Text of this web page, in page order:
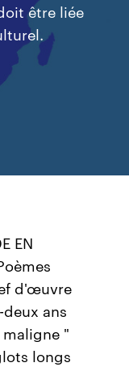
être liée
EN
d'œuvre
ans
"
longs